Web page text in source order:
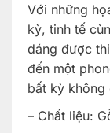
Với những
kỳ, tinh tế
dáng được
đến một
bất kỳ không
– Chất liệu: